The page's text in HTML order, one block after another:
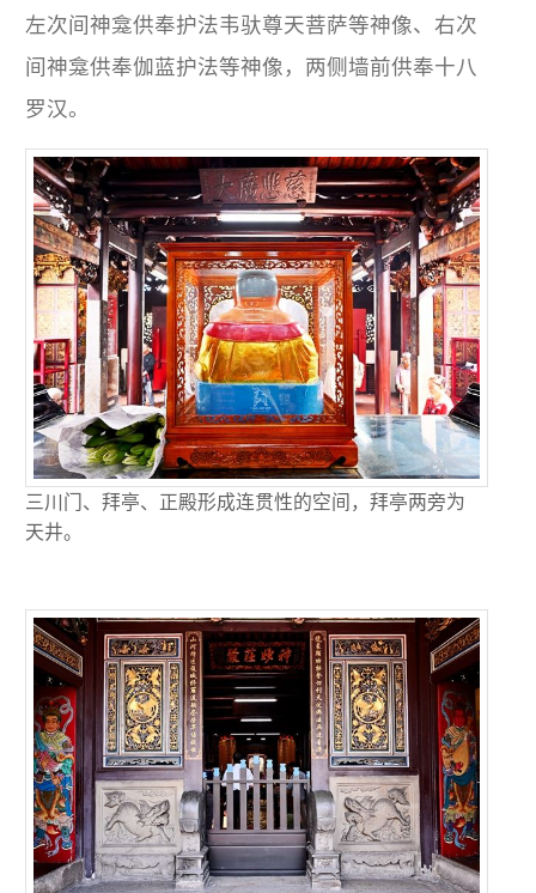
左次间神龛供奉护法韦驮尊天菩萨等神像、右次
间神龛供奉伽蓝护法等神像，两侧墙前供奉十八
罗汉。
三川门、拜亭、正殿形成连贯性的空间，拜亭两旁为
天井。